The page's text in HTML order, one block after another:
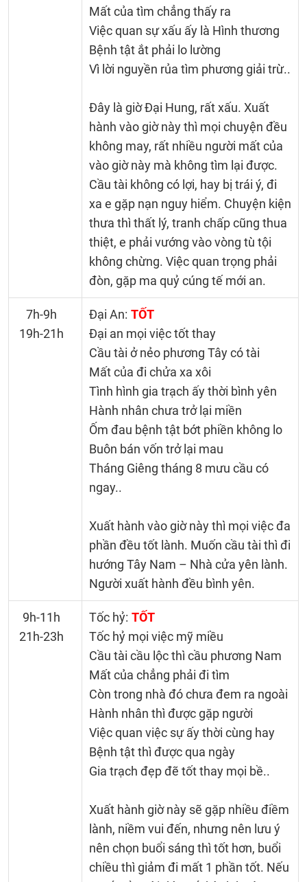
Mất của tìm chẳng thấy ra
Việc quan sự xấu ấy là Hình thương
Bệnh tật ắt phải lo lường
Vì lời nguyền rủa tìm phương giải trừ..
Đây là giờ Đại Hung, rất xấu. Xuất
hành vào giờ này thì mọi chuyện đều
không may, rất nhiều người mất của
vào giờ này mà không tìm lại được.
Cầu tài không có lợi, hay bị trái ý, đi
xa e gặp nạn nguy hiểm. Chuyện kiện
thưa thì thất lý, tranh chấp cũng thua
thiệt, e phải vướng vào vòng tù tội
không chừng. Việc quan trọng phải
đòn, gặp ma quỷ cúng tế mới an.
7h-9h
19h-21h
Đại An: TỐT
Đại an mọi việc tốt thay
Cầu tài ở nẻo phương Tây có tài
Mất của đi chửa xa xôi
Tình hình gia trạch ấy thời bình yên
Hành nhân chưa trở lại miền
Ốm đau bệnh tật bớt phiền không lo
Buôn bán vốn trở lại mau
Tháng Giêng tháng 8 mưu cầu có
ngay..
Xuất hành vào giờ này thì mọi việc đa
phần đều tốt lành. Muốn cầu tài thì đi
hướng Tây Nam – Nhà cửa yên lành.
Người xuất hành đều bình yên.
9h-11h
21h-23h
Tốc hỷ: TỐT
Tốc hỷ mọi việc mỹ miều
Cầu tài cầu lộc thì cầu phương Nam
Mất của chẳng phải đi tìm
Còn trong nhà đó chưa đem ra ngoài
Hành nhân thì được gặp người
Việc quan việc sự ấy thời cùng hay
Bệnh tật thì được qua ngày
Gia trạch đẹp đẽ tốt thay mọi bề..
Xuất hành giờ này sẽ gặp nhiều điềm
lành, niềm vui đến, nhưng nên lưu ý
nên chọn buổi sáng thì tốt hơn, buổi
chiều thì giảm đi mất 1 phần tốt. Nếu